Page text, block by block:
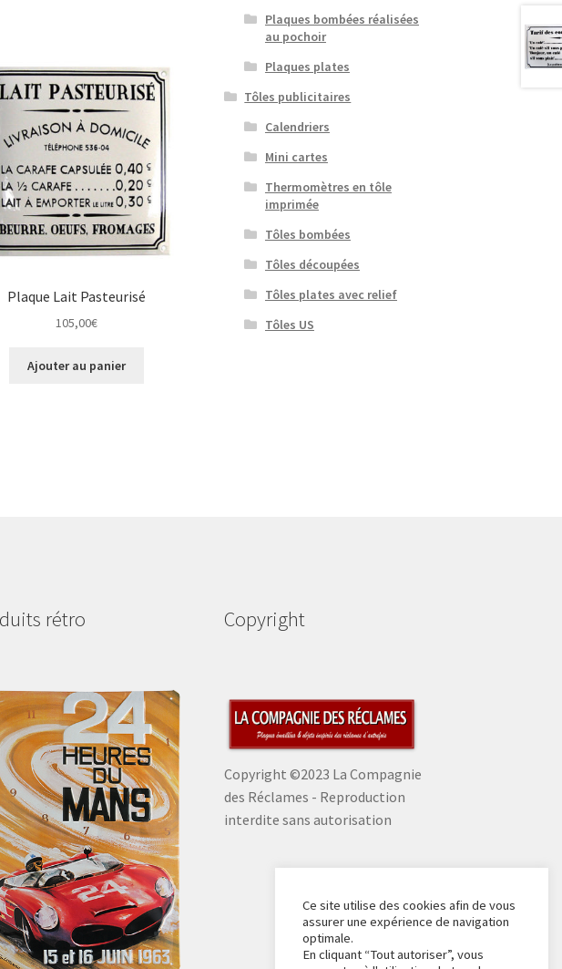
Plaque Lait Pasteurisé
105,00€
Ajouter au panier
Plaques bombées réalisées
au pochoir
Plaques plates
Tôles publicitaires
Calendriers
Mini cartes
Thermomètres en tôle
imprimée
Tôles bombées
Tôles découpées
Tôles plates avec relief
Tôles US
rétro Copyright
Copyright ©2023 La Compagnie
des Réclames - Reproduction
interdite sans autorisation
Ce site utilise des cookies afin de vous
assurer une expérience de navigation
optimale.
En cliquant “Tout autoriser”, vous